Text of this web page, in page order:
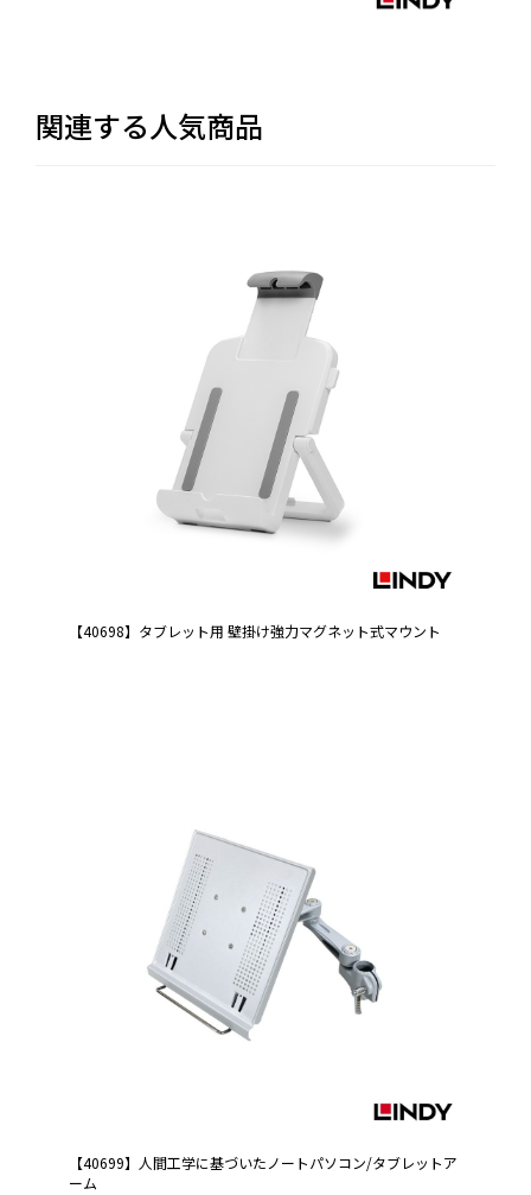
関連する人気商品
【40698】タブレット用 壁掛け強力マグネット式マウント
【40699】人間工学に基づいたノートパソコン/タブレットア
ーム